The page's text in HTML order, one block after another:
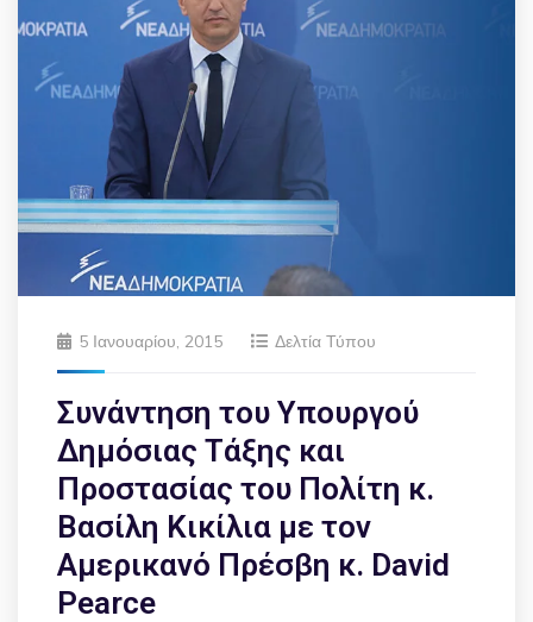
5 Ιανουαρίου, 2015 Δελτία Τύπου
Συνάντηση του Υπουργού
Δημόσιας Τάξης και
Προστασίας του Πολίτη κ.
Βασίλη Κικίλια με τον
Αμερικανό Πρέσβη κ. David
Pearce